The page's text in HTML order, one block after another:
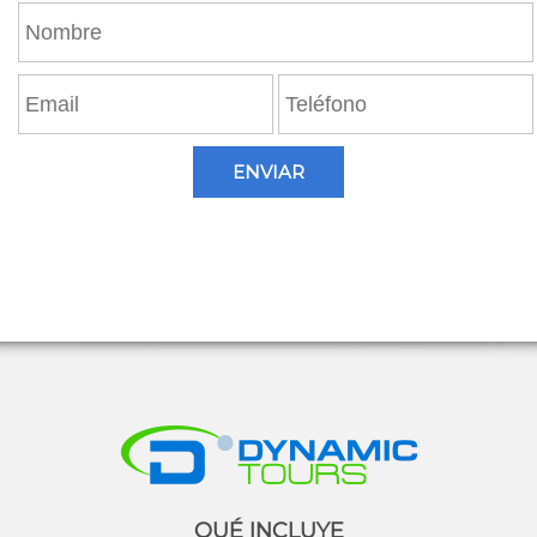
Club para salir después en vehículos de este
hotel (y sin guía acompañante) hacia el Lodge.
Una vez en su Lodge podrán disfrutar desde el
mismo, de la vista de los animales bebiendo,
comiendo sal o refrescándose en su
laguna/charca. Los pasajeros que se alojen en
Serena Mountain Lodge, llegarán allí
el tercer parque más grande de Kenia y en el
m y el Gura de 240 m en el área sur, o las
Chania Falls en el sector central del parque.
Acostarse temprano no significa perderse la
permanecen despiertos toda la noche
ENVIAR
QUÉ INCLUYE